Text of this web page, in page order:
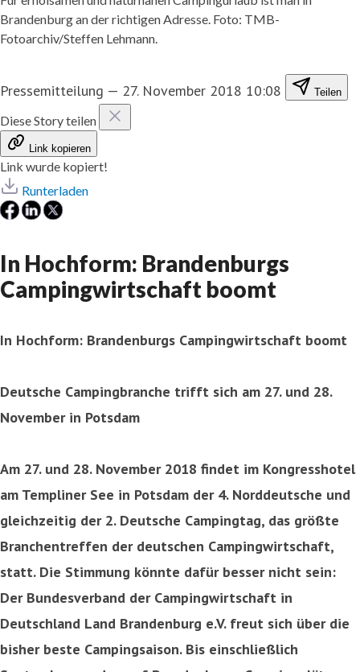
Brandenburg an der richtigen Adresse. Foto: TMB-
Fotoarchiv/Steffen Lehmann.
Pressemitteilung — 27. November 2018 10:08 Teilen
Diese Story teilen
Link kopieren
Link wurde kopiert!
Runterladen
In Hochform: Brandenburgs
Campingwirtschaft boomt
In Hochform: Brandenburgs Campingwirtschaft boomt
Deutsche Campingbranche trifft sich am 27. und 28.
November in Potsdam
Am 27. und 28. November 2018 findet im Kongresshotel
am Templiner See in Potsdam der 4. Norddeutsche und
gleichzeitig der 2. Deutsche Campingtag, das größte
Branchentreffen der deutschen Campingwirtschaft,
statt. Die Stimmung könnte dafür besser nicht sein:
Der Bundesverband der Campingwirtschaft in
Deutschland Land Brandenburg e.V. freut sich über die
bisher beste Campingsaison. Bis einschließlich